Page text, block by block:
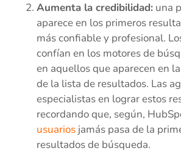
Aumenta la credibilidad: una
aparece en los primeros
más confiable y profesional.
confían en los motores de
en aquellos que aparecen en
de la lista de resultados. Las
especialistas en lograr estos
recordando que, según,
usuarios jamás pasa de la
resultados de búsqueda.